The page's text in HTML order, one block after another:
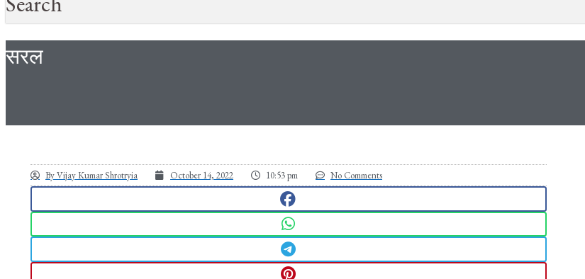
सरल
ByVijay Kumar Shrotryia October 14, 2022 10:53 pm No Comments